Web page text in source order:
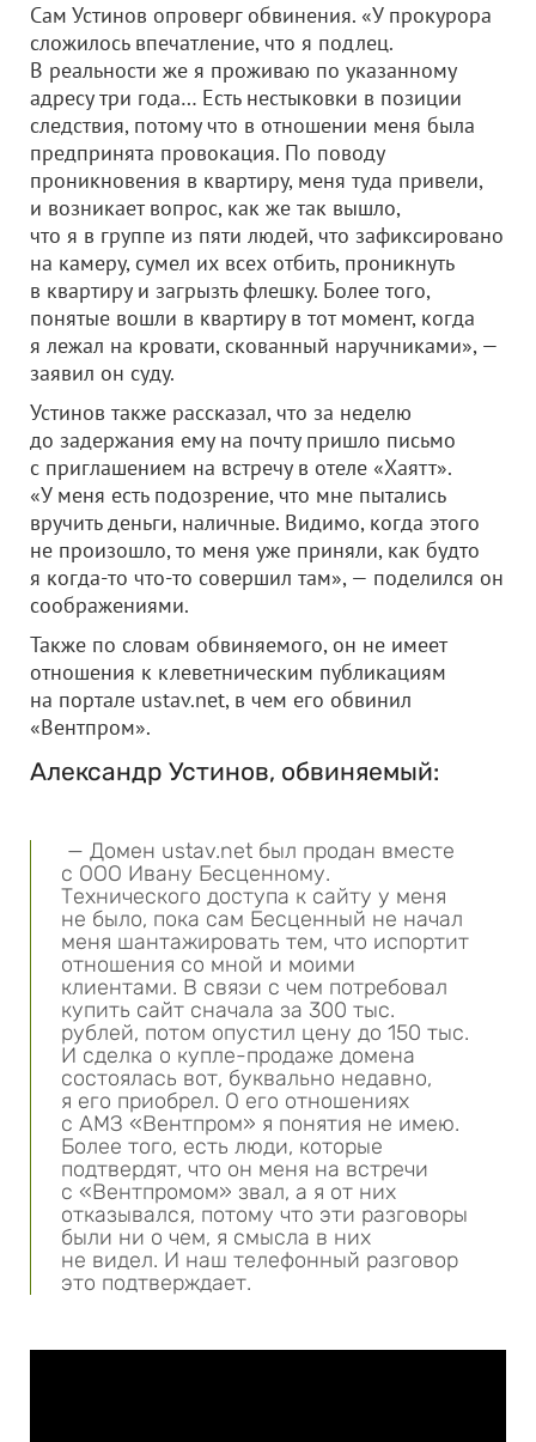
Сам Устинов опроверг обвинения. «У прокурора
сложилось впечатление, что я подлец.
В реальности же я проживаю по указанному
адресу три года… Есть нестыковки в позиции
следствия, потому что в отношении меня была
предпринята провокация. По поводу
проникновения в квартиру, меня туда привели,
и возникает вопрос, как же так вышло,
что я в группе из пяти людей, что зафиксировано
на камеру, сумел их всех отбить, проникнуть
в квартиру и загрызть флешку. Более того,
понятые вошли в квартиру в тот момент, когда
я лежал на кровати, скованный наручниками», —
заявил он суду.
Устинов также рассказал, что за неделю
до задержания ему на почту пришло письмо
с приглашением на встречу в отеле «Хаятт».
«У меня есть подозрение, что мне пытались
вручить деньги, наличные. Видимо, когда этого
не произошло, то меня уже приняли, как будто
я когда-то что-то совершил там», — поделился он
соображениями.
Также по словам обвиняемого, он не имеет
отношения к клеветническим публикациям
на портале ustav.net, в чем его обвинил
«Вентпром».
Александр Устинов, обвиняемый:
— Домен ustav.net был продан вместе
с ООО Ивану Бесценному.
Технического доступа к сайту у меня
не было, пока сам Бесценный не начал
меня шантажировать тем, что испортит
отношения со мной и моими
клиентами. В связи с чем потребовал
купить сайт сначала за 300 тыс.
рублей, потом опустил цену до 150 тыс.
И сделка о купле-продаже домена
состоялась вот, буквально недавно,
я его приобрел. О его отношениях
с АМЗ «Вентпром» я понятия не имею.
Более того, есть люди, которые
подтвердят, что он меня на встречи
с «Вентпромом» звал, а я от них
отказывался, потому что эти разговоры
были ни о чем, я смысла в них
не видел. И наш телефонный разговор
это подтверждает.